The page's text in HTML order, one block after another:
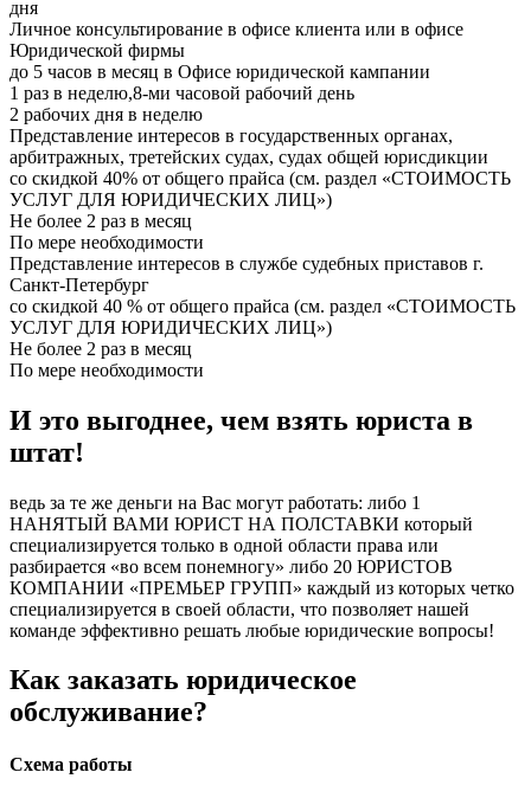
дня
Личное консультирование в офисе клиента или в офисе
Юридической фирмы
до 5 часов в месяц в Офисе юридической кампании
1 раз в неделю,8-ми часовой рабочий день
2 рабочих дня в неделю
Представление интересов в государственных органах,
арбитражных, третейских судах, судах общей юрисдикции
со скидкой 40% от общего прайса (см. раздел «СТОИМОСТЬ
УСЛУГ ДЛЯ ЮРИДИЧЕСКИХ ЛИЦ»)
Не более 2 раз в месяц
По мере необходимости
Представление интересов в службе судебных приставов г.
Санкт-Петербург
со скидкой 40 % от общего прайса (см. раздел «СТОИМОСТЬ
УСЛУГ ДЛЯ ЮРИДИЧЕСКИХ ЛИЦ»)
Не более 2 раз в месяц
По мере необходимости
И это выгоднее, чем взять юриста в
штат!
ведь за те же деньги на Вас могут работать: либо 1
НАНЯТЫЙ ВАМИ ЮРИСТ НА ПОЛСТАВКИ который
специализируется только в одной области права или
разбирается «во всем понемногу» либо 20 ЮРИСТОВ
КОМПАНИИ «ПРЕМЬЕР ГРУПП» каждый из которых четко
специализируется в своей области, что позволяет нашей
команде эффективно решать любые юридические вопросы!
Как заказать юридическое
обслуживание?
Схема работы